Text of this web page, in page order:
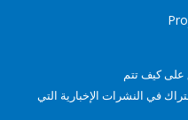
الإخبارية التي